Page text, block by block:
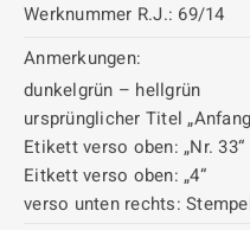
Werknummer R.J.: 69/14
Anmerkungen:
dunkelgrün – hellgrün
ursprünglicher Titel
Etikett verso oben: „Nr. 33“
Eitkett verso oben: „4“
verso unten rechts: